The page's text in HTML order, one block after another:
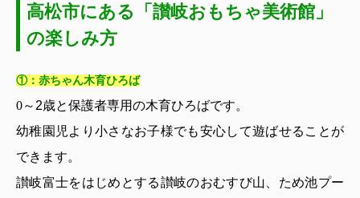
高松市にある「讃岐おもちゃ美術館」
の楽しみ方
①：赤ちゃん木育ひろば
0～ 2歳と保護者専用の木育ひろばです。
幼稚園児より小さなお子様でも安心して遊ばせることが
できます。
讃岐富士をはじめとする讃岐のおむすび山、ため池プー